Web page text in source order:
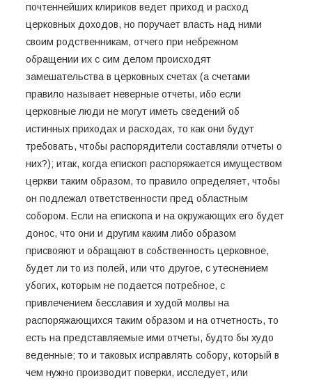
почтеннейших клириков ведет приход и расход
церковных доходов, но поручает власть над ними
своим родственникам, отчего при небрежном
обращении их с сим делом происходят
замешательства в церковных счетах (а счетами
правило называет неверные отчеты, ибо если
церковные люди не могут иметь сведений об
истинных приходах и расходах, то как они будут
требовать, чтобы распорядители составляли отчеты о
них?); итак, когда епископ распоряжается имуществом
церкви таким образом, то правило определяет, чтобы
он подлежал ответственности пред областным
собором. Если на епископа и на окружающих его будет
донос, что они и другим каким либо образом
присвояют и обращают в собственность церковное,
будет ли то из полей, или что другое, с утеснением
убогих, которым не подается потребное, с
привлечением бесславия и худой молвы на
распоряжающихся таким образом и на отчетность, то
есть на представляемые ими отчеты, будто бы худо
веденные; то и таковых исправлять собору, который в
чем нужно производит поверки, исследует, или